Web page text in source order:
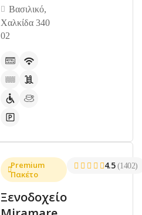
Βασιλικό,
Χαλκίδα 340
02
Premium
Πακέτο
Ξενοδοχείο
4.5 (1402)